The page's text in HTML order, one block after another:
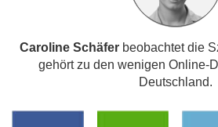
Caroline Schäferbeobachtet die
gehört zu den wenigen Online-
Deutschland.